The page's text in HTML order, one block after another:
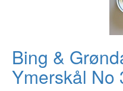
Bing &
Ymerskål No